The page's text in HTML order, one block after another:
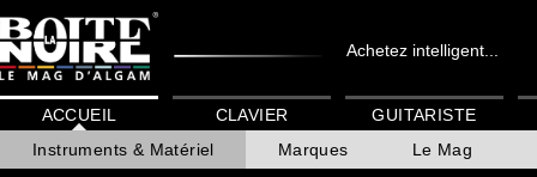
Achetez intelligent...
ACCUEIL
Instruments & Matériel
Marques Le Mag
CLAVIER GUITARISTE